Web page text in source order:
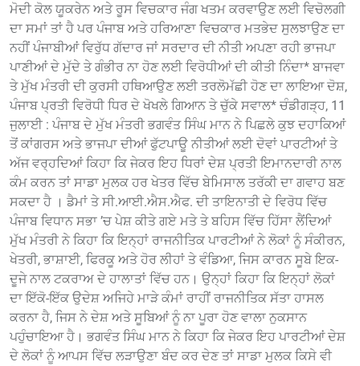
ਮੋਦੀ ਕੋਲ ਯੂਕਰੇਨ ਅਤੇ ਰੂਸ ਵਿਚਕਾਰ ਜੰਗ ਖਤਮ ਕਰਵਾਉਣ ਲਈ ਵਿਚੋਲਗੀ
ਦਾ ਸਮਾਂ ਤਾਂ ਹੈ ਪਰ ਪੰਜਾਬ ਅਤੇ ਹਰਿਆਣਾ ਵਿਚਕਾਰ ਮਤਭੇਦ ਸੁਲਝਾਉਣ ਦਾ
ਨਹੀਂ ਪੰਜਾਬੀਆਂ ਵਿਰੁੱਧ ਗੱਦਾਰ ਜਾਂ ਸਰਦਾਰ ਦੀ ਨੀਤੀ ਅਪਣਾ ਰਹੀ ਭਾਜਪਾ
ਪਾਣੀਆਂ ਦੇ ਮੁੱਦੇ ਤੇ ਗੰਭੀਰ ਨਾ ਹੋਣ ਲਈ ਵਿਰੋਧੀਆਂ ਦੀ ਕੀਤੀ ਨਿੰਦਾ* ਬਾਜਵਾ
ਤੇ ਮੁੱਖ ਮੰਤਰੀ ਦੀ ਕੁਰਸੀ ਹਥਿਆਉਣ ਲਈ ਤਰਲੋਮੱਛੀ ਹੋਣ ਦਾ ਲਾਇਆ ਦੋਸ਼,
ਪੰਜਾਬ ਪ੍ਰਤੀ ਵਿਰੋਧੀ ਧਿਰ ਦੇ ਖੋਖਲੇ ਗਿਆਨ ਤੇ ਚੁੱਕੇ ਸਵਾਲ* ਚੰਡੀਗੜ੍ਹ, 11
ਜੁਲਾਈ : ਪੰਜਾਬ ਦੇ ਮੁੱਖ ਮੰਤਰੀ ਭਗਵੰਤ ਸਿੰਘ ਮਾਨ ਨੇ ਪਿਛਲੇ ਕੁਝ ਦਹਾਕਿਆਂ
ਤੋਂ ਕਾਂਗਰਸ ਅਤੇ ਭਾਜਪਾ ਦੀਆਂ ਫੁੱਟਪਾਊ ਨੀਤੀਆਂ ਲਈ ਦੋਵਾਂ ਪਾਰਟੀਆਂ ਤੇ
ਅੱਜ ਵਰ੍ਹਦਿਆਂ ਕਿਹਾ ਕਿ ਜੇਕਰ ਇਹ ਧਿਰਾਂ ਦੇਸ਼ ਪ੍ਰਤੀ ਇਮਾਨਦਾਰੀ ਨਾਲ
ਕੰਮ ਕਰਨ ਤਾਂ ਸਾਡਾ ਮੁਲਕ ਹਰ ਖੇਤਰ ਵਿੱਚ ਬੇਮਿਸਾਲ ਤਰੱਕੀ ਦਾ ਗਵਾਹ ਬਣ
ਸਕਦਾ ਹੈ । ਡੈਮਾਂ ਤੇ ਸੀ.ਆਈ.ਐਸ.ਐਫ. ਦੀ ਤਾਇਨਾਤੀ ਦੇ ਵਿਰੋਧ ਵਿੱਚ
ਪੰਜਾਬ ਵਿਧਾਨ ਸਭਾ ’ਚ ਪੇਸ਼ ਕੀਤੇ ਗਏ ਮਤੇ ਤੇ ਬਹਿਸ ਵਿੱਚ ਹਿੱਸਾ ਲੈਂਦਿਆਂ
ਮੁੱਖ ਮੰਤਰੀ ਨੇ ਕਿਹਾ ਕਿ ਇਨ੍ਹਾਂ ਰਾਜਨੀਤਿਕ ਪਾਰਟੀਆਂ ਨੇ ਲੋਕਾਂ ਨੂੰ ਸੰਕੀਰਨ,
ਖੇਤਰੀ, ਭਾਸ਼ਾਈ, ਫਿਰਕੂ ਅਤੇ ਹੋਰ ਲੀਹਾਂ ਤੇ ਵੰਡਿਆ, ਜਿਸ ਕਾਰਨ ਸੂਬੇ ਇਕ-
ਦੂਜੇ ਨਾਲ ਟਕਰਾਅ ਦੇ ਹਾਲਾਤਾਂ ਵਿੱਚ ਹਨ। ਉਨ੍ਹਾਂ ਕਿਹਾ ਕਿ ਇਨ੍ਹਾਂ ਲੋਕਾਂ
ਦਾ ਇੱਕੋ-ਇੱਕ ਉਦੇਸ਼ ਅਜਿਹੇ ਮਾੜੇ ਕੰਮਾਂ ਰਾਹੀਂ ਰਾਜਨੀਤਿਕ ਸੱਤਾ ਹਾਸਲ
ਕਰਨਾ ਹੈ, ਜਿਸ ਨੇ ਦੇਸ਼ ਅਤੇ ਸੂਬਿਆਂ ਨੂੰ ਨਾ ਪੂਰਾ ਹੋਣ ਵਾਲਾ ਨੁਕਸਾਨ
ਪਹੁੰਚਾਇਆ ਹੈ। ਭਗਵੰਤ ਸਿੰਘ ਮਾਨ ਨੇ ਕਿਹਾ ਕਿ ਜੇਕਰ ਇਹ ਪਾਰਟੀਆਂ ਦੇਸ਼
ਦੇ ਲੋਕਾਂ ਨੂੰ ਆਪਸ ਵਿੱਚ ਲੜਾਉਣਾ ਬੰਦ ਕਰ ਦੇਣ ਤਾਂ ਸਾਡਾ ਮੁਲਕ ਕਿਸੇ ਵੀ